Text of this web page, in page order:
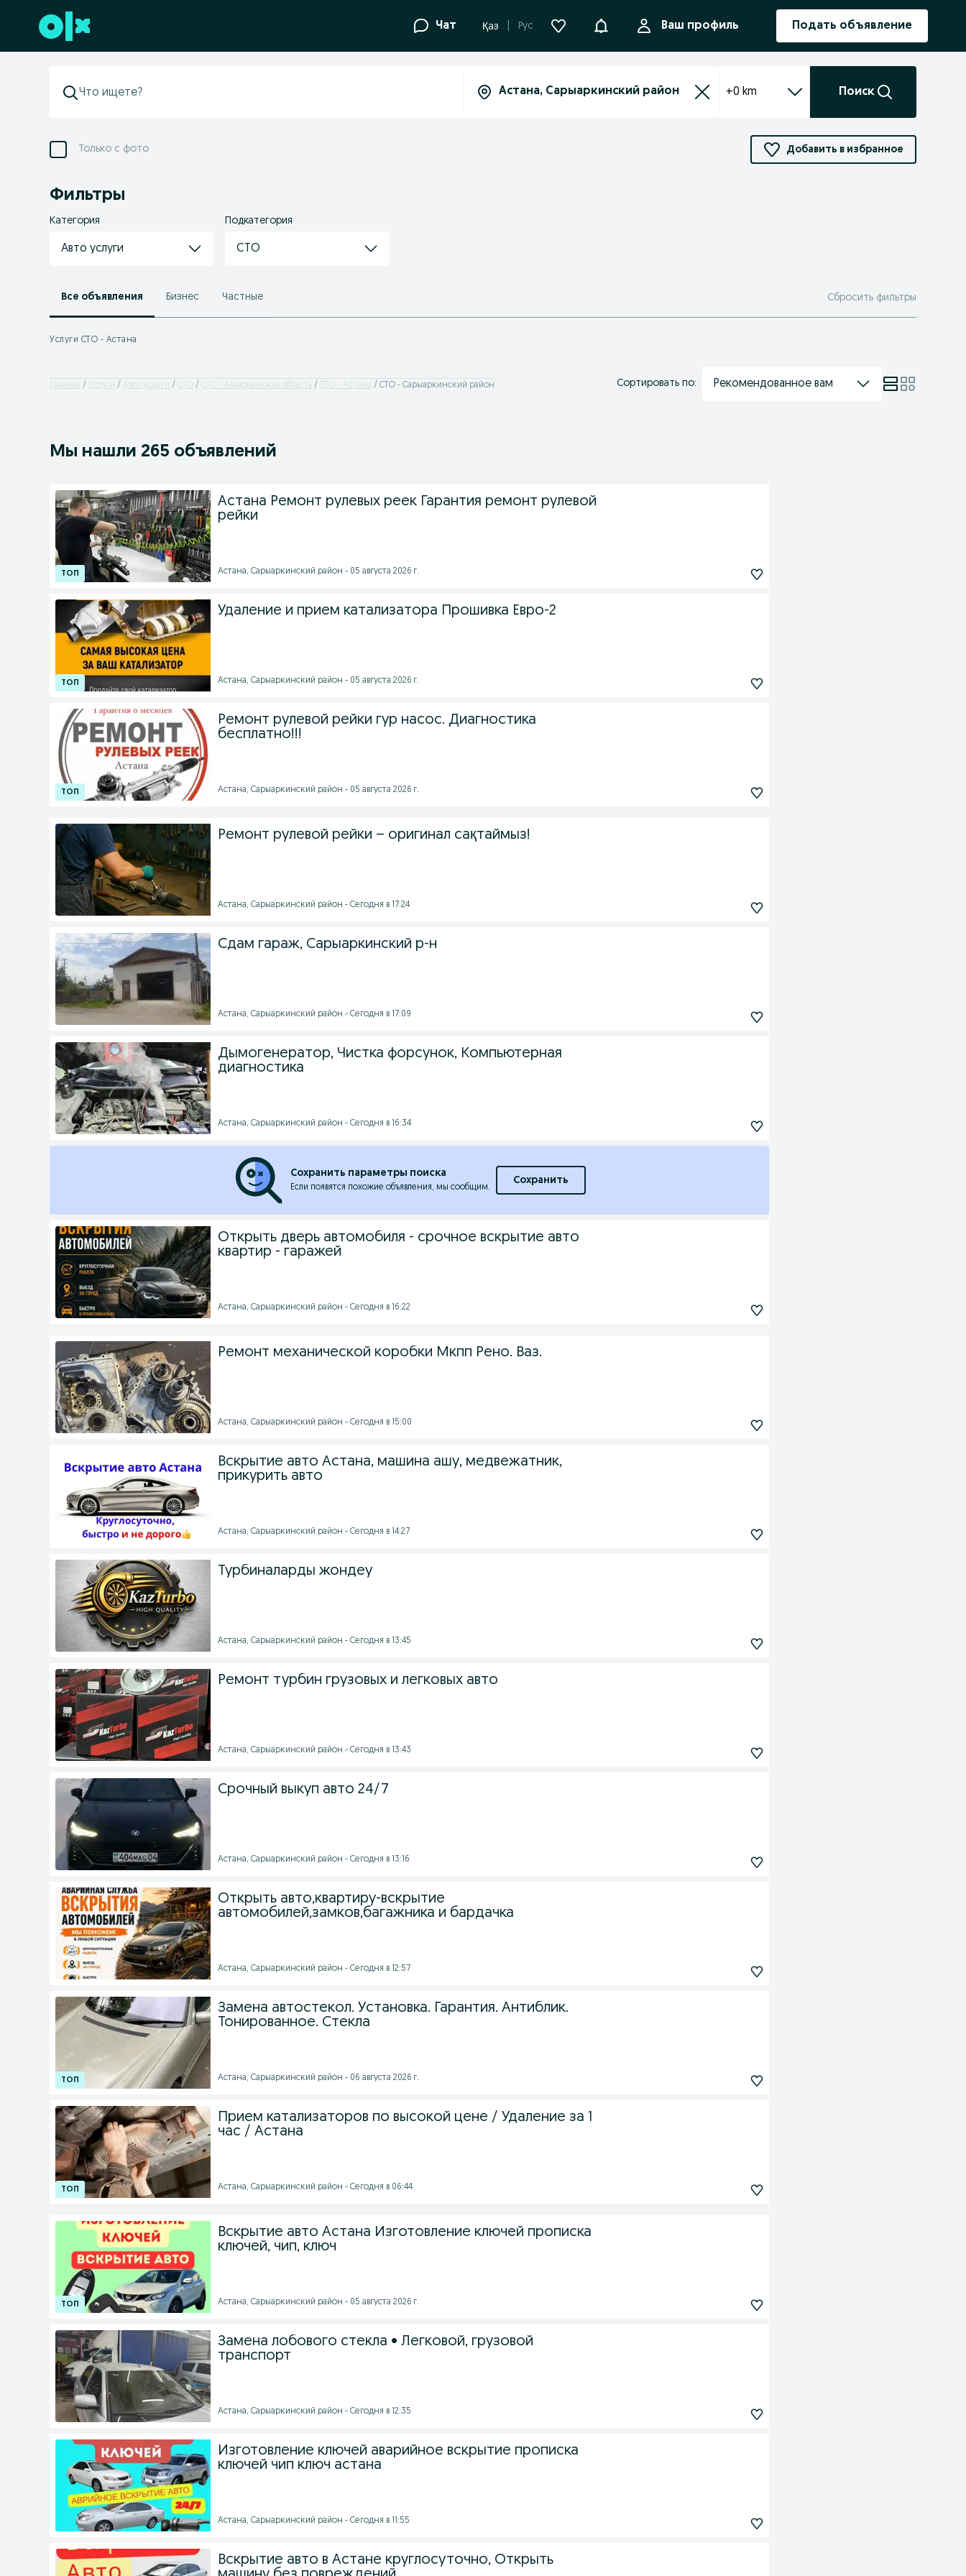
Перейти к нижнему колонтитулу Чат Қаз Рус УведомленияВаш профиль Подать объявление
+0 km Поиск
Только с фото Добавить в избранное
Фильтры
Категория
Авто услуги
Подкатегория
СТО
Все объявления Бизнес Частные Сбросить фильтры
Услуги СТО - Астана
Главная Услуги Авто услуги СТО СТО - Акмолинская область СТО - Астана СТО - Сарыаркинский район Сортировать по: Рекомендованное вам
Мы нашли 265 объявлений
Астана Ремонт рулевых реек Гарантия ремонт рулевой
рейки
Астана, Сарыаркинский район - 05 августа 2026 г.
Удаление и прием катализатора Прошивка Евро-2
Астана, Сарыаркинский район - 05 августа 2026 г.
Ремонт рулевой рейки гур насос. Диагностика
бесплатно!!!
Астана, Сарыаркинский район - 05 августа 2026 г.
Ремонт рулевой рейки – оригинал сақтаймыз!
Астана, Сарыаркинский район - Сегодня в 17:24
Сдам гараж, Сарыаркинский р-н
Астана, Сарыаркинский район - Сегодня в 17:09
Дымогенератор, Чистка форсунок, Компьютерная
диагностика
Астана, Сарыаркинский район - Сегодня в 16:34
Сохранить параметры поиска
Если появятся похожие объявления, мы сообщим.
Сохранить
Открыть дверь автомобиля - срочное вскрытие авто
квартир - гаражей
Астана, Сарыаркинский район - Сегодня в 16:22
Ремонт механической коробки Мкпп Рено. Ваз.
Астана, Сарыаркинский район - Сегодня в 15:00
Вскрытие авто Астана, машина ашу, медвежатник,
прикурить авто
Астана, Сарыаркинский район - Сегодня в 14:27
Турбиналарды жондеу
Астана, Сарыаркинский район - Сегодня в 13:45
Ремонт турбин грузовых и легковых авто
Астана, Сарыаркинский район - Сегодня в 13:43
Срочный выкуп авто 24/7
Астана, Сарыаркинский район - Сегодня в 13:16
Открыть авто,квартиру-вскрытие
автомобилей,замков,багажника и бардачка
Астана, Сарыаркинский район - Сегодня в 12:57
Замена автостекол. Установка. Гарантия. Антиблик.
Тонированное. Стекла
Астана, Сарыаркинский район - 06 августа 2026 г.
Прием катализаторов по высокой цене / Удаление за 1
час / Астана
Астана, Сарыаркинский район - Сегодня в 06:44
Вскрытие авто Астана Изготовление ключей прописка
ключей, чип, ключ
Астана, Сарыаркинский район - 05 августа 2026 г.
Замена лобового стекла • Легковой, грузовой
транспорт
Астана, Сарыаркинский район - Сегодня в 12:35
Изготовление ключей аварийное вскрытие прописка
ключей чип ключ астана
Астана, Сарыаркинский район - Сегодня в 11:55
Вскрытие авто в Астане круглосуточно, Открыть